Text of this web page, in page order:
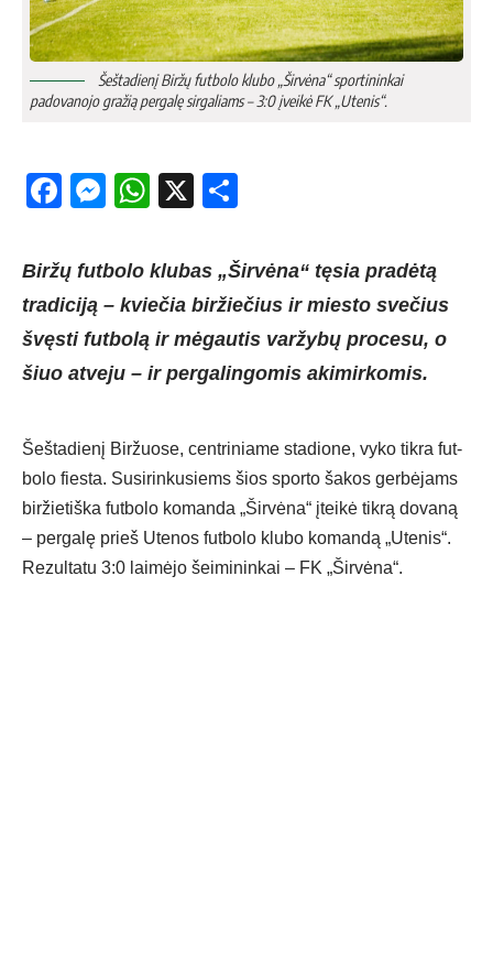
Šeštadienį Biržų futbolo klubo „Širvėna“ sportininkai
padovanojo gražią pergalę sirgaliams – 3:0 įveikė FK „Utenis“.
Facebook
Messenger
WhatsApp
X
Biržų futbolo klubas „Širvėna“ tęsia pradėtą
tradiciją – kviečia biržiečius ir miesto svečius
švęsti futbolą ir mėgautis varžybų procesu, o
šiuo atveju – ir pergalingomis akimirkomis.
Šeš­ta­die­nį Bir­žuo­se, cent­ri­nia­me sta­dio­ne, vy­ko tik­ra fut­
bo­lo fies­ta. Su­si­rin­ku­siems šios spor­to ša­kos ger­bė­jams
bir­žie­tiš­ka fut­bo­lo ko­man­da „Šir­vė­na“ įtei­kė tik­rą do­va­ną
– per­ga­lę prieš Ute­nos fut­bo­lo klu­bo ko­man­dą „Ute­nis“.
Re­zul­ta­tu 3:0 lai­mė­jo šei­mi­nin­kai – FK „Šir­vė­na“.